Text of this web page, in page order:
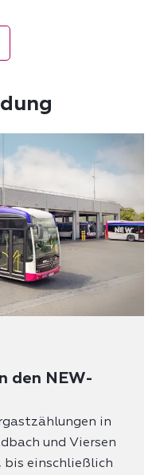
den NEW-
in
und Viersen
bis einschließlich